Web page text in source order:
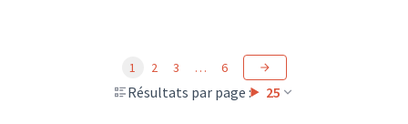
Résultats par page : 25
1 2 3 … 6